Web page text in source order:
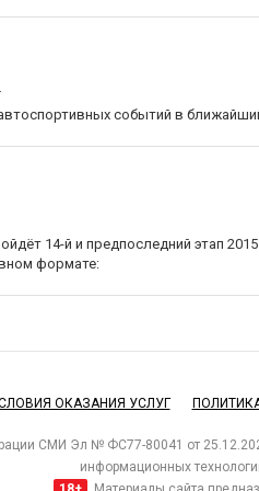
событий в ближайший
14-й и предпоследний этап 2015
формате:
ОКАЗАНИЯ УСЛУГ
СМИ Эл № ФС77-80041 от
информационных